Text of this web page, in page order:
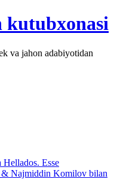
va jahon adabiyotidan
Esse
Najmiddin Komilov bilan